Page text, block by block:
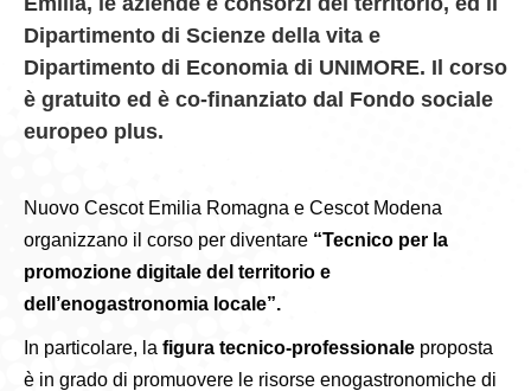
Dipartimento di Scienze della vita e
Dipartimento di Economia di UNIMORE. Il corso
è gratuito ed è co-finanziato dal Fondo sociale
europeo plus.
Nuovo Cescot Emilia Romagna e Cescot Modena
organizzano il corso per diventare “Tecnico per la
promozione digitale del territorio e
dell’enogastronomia locale”.
In particolare, la figura tecnico-professionale proposta
è in grado di promuovere le risorse enogastronomiche di